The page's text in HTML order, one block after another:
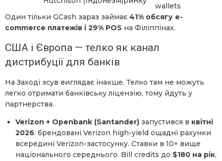
wallets
Один тільки GCash зараз займає 41% обсягу e-
commerce платежів і 29% POS на Філіппінах.
США і Європа — телко як канал
дистрибуції для банків
На Заході зсув виглядає інакше. Телко там не можуть
легко отримати банківську ліцензію, тому йдуть у
партнерства.
Verizon + Openbank (Santander) запустився в квітні
2026: брендовані Verizon high-yield ощадні рахунки
всередині Verizon-застосунку. Ставки в 10× вище
національного середнього. Bill credits до $180 на рік,